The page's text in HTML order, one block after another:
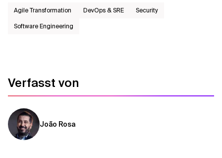
Agile Transformation DevOps & SRE
Security
Software Engineering
Verfasst von
João Rosa